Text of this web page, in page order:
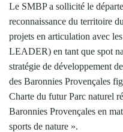
Le SMBP a sollicité le
reconnaissance du territoire
projets en articulation avec
LEADER) en tant que spot
stratégie de développement
des Baronnies Provençales
Charte du futur Parc naturel
Baronnies Provençales en
sports de nature ».